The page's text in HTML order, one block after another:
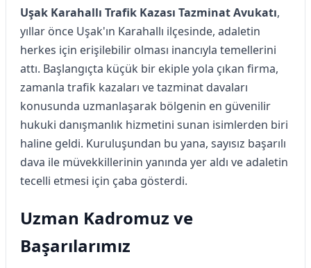
Uşak Karahallı Trafik Kazası Tazminat Avukatı,
yıllar önce Uşak'ın Karahallı ilçesinde, adaletin
herkes için erişilebilir olması inancıyla temellerini
attı. Başlangıçta küçük bir ekiple yola çıkan firma,
zamanla trafik kazaları ve tazminat davaları
konusunda uzmanlaşarak bölgenin en güvenilir
hukuki danışmanlık hizmetini sunan isimlerden biri
haline geldi. Kuruluşundan bu yana, sayısız başarılı
dava ile müvekkillerinin yanında yer aldı ve adaletin
tecelli etmesi için çaba gösterdi.
Uzman Kadromuz ve
Başarılarımız